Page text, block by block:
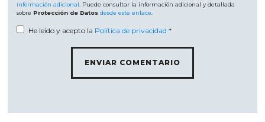
información adicional
. Puede consultar la información adicional y detallada
sobre Protección de Datos desde este enlace
He leído y acepto la Política de privacidad *